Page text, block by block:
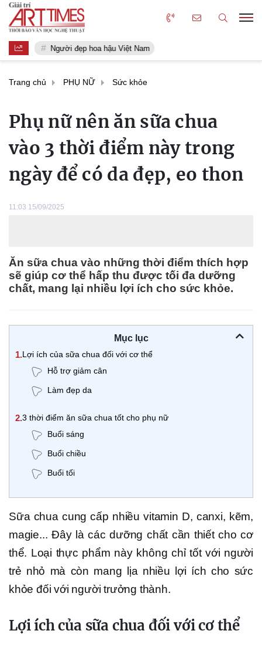
Người đẹp hoa hậu Việt Nam
Trang chủ PHỤ NỮ Sức khỏe
Phụ nữ nên ăn sữa chua
vào 3 thời điểm này trong
ngày để có da đẹp, eo thon
11:03 15/09/2025
Ăn sữa chua vào những thời điểm thích hợp
sẽ giúp cơ thể hấp thu được tối đa dưỡng
chất, mang lại nhiều lợi ích cho sức khỏe.
Mục lục
1.Lợi ích của sữa chua đối với cơ thể
Hỗ trợ giảm cân
Làm đẹp da
2.3 thời điểm ăn sữa chua tốt cho phụ nữ
Buổi sáng
Buổi chiều
Buổi tối
Sữa chua cung cấp nhiều vitamin D, canxi, kẽm,
magie... Đây là các dưỡng chất cần thiết cho cơ
thể. Loại thực phẩm này không chỉ tốt với người
trẻ nhỏ mà còn mang lịa nhiều lợi ích cho sức
khỏe đối với người trưởng thành.
Lợi ích của sữa chua đối với cơ thể